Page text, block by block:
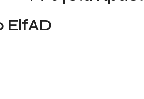
ElfAD